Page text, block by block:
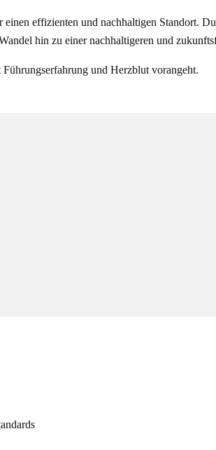
effizienten und nachhaltigen Standort.
hin zu einer nachhaltigeren und
Führungserfahrung und Herzblut vorangeht.